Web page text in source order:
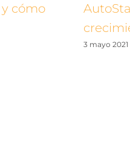
cómo
3 mayo 2021